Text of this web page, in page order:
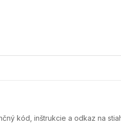
kód, inštrukcie a odkaz na